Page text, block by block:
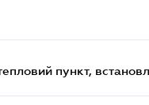
пункт,